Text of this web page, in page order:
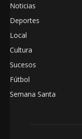
Noticias
Deportes
Local
Cultura
Sucesos
Fútbol
Semana Santa